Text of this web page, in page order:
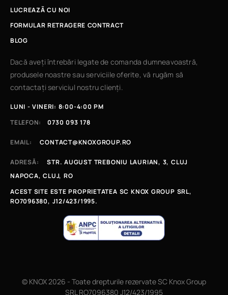
LUCREAZÃ CU NOI
FORMULAR RETRAGERE CONTRACT
BLOG
Dacă aveți întrebări legate de comanda dumneavoastră,
produsele noastre sau serviciile oferite, vă rugăm să
contactați serviciul nostru clienți.
LUNI - VINERI: 8:00-4:00 PM
TELEFON:
0730 093 178
EMAIL: CONTACT@KNOXGROUP.RO
ADRESĂ:
STR. AUGUST TREBONIU LAURIAN, 3, CLUJ
NAPOCA, CLUJ, RO
ACEST SITE ESTE PROPRIETATEA SC KNOX GROUP SRL,
RO7096380, J12/423/1995.
© KNOX 2026 - Toate drepturile rezervate SC Knox Group
SRL RO7096380 J12/423/1995